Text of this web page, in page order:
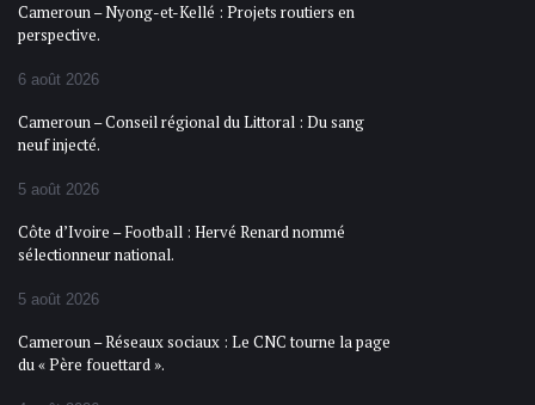
Cameroun – Nyong-et-Kellé : Projets routiers en
perspective.
6 août 2026
Cameroun – Conseil régional du Littoral : Du sang
neuf injecté.
5 août 2026
Côte d’Ivoire – Football : Hervé Renard nommé
sélectionneur national.
5 août 2026
Cameroun – Réseaux sociaux : Le CNC tourne la page
du « Père fouettard ».